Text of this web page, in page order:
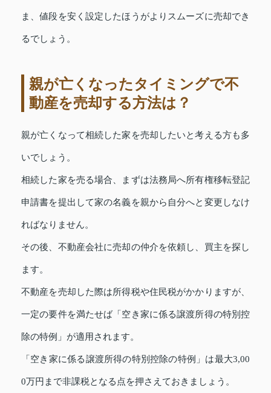
ま、値段を安く設定したほうがよりスムーズに売却でき
るでしょう。
親が亡くなったタイミングで不
動産を売却する方法は？
親が亡くなって相続した家を売却したいと考える方も多
いでしょう。
相続した家を売る場合、まずは法務局へ所有権移転登記
申請書を提出して家の名義を親から自分へと変更しなけ
ればなりません。
その後、不動産会社に売却の仲介を依頼し、買主を探し
ます。
不動産を売却した際は所得税や住民税がかかりますが、
一定の要件を満たせば「空き家に係る譲渡所得の特別控
除の特例」が適用されます。
「空き家に係る譲渡所得の特別控除の特例」は最大3,00
0万円まで非課税となる点を押さえておきましょう。